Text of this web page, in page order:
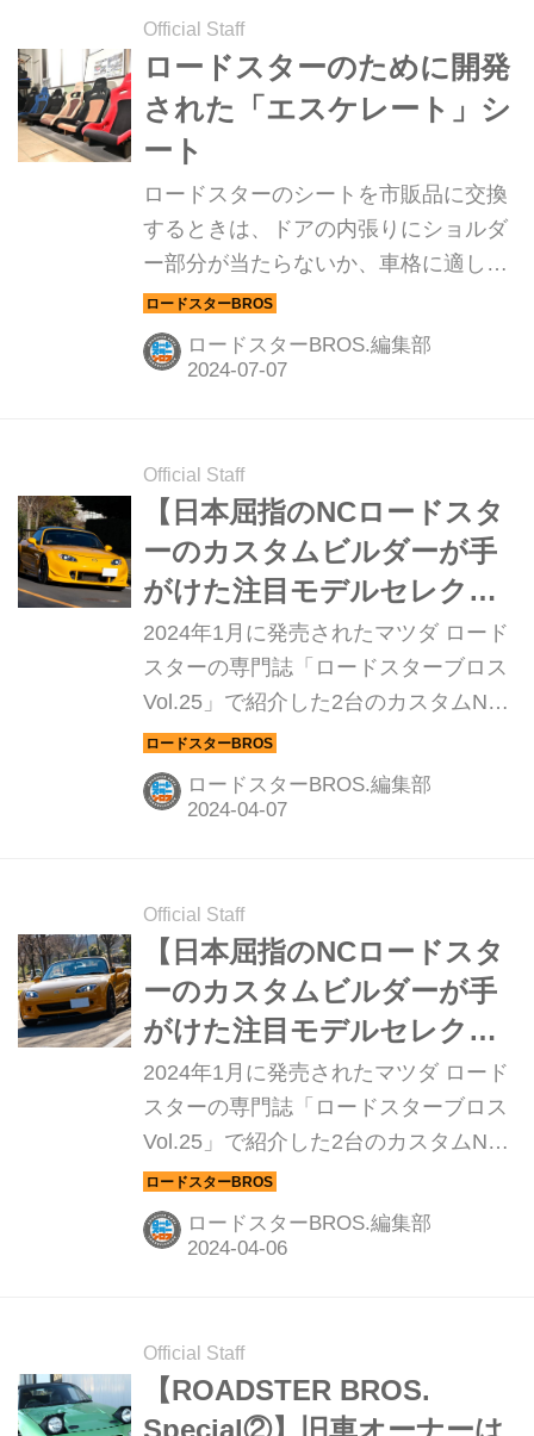
Official Staff
ロードスターのために開発
された「エスケレート」シ
ート
ロードスターのシートを市販品に交換
するときは、ドアの内張りにショルダ
ー部分が当たらないか、車格に適した
シートサイズなのか、ホールド性や使
用目的、そして自分の体格にフィット
しているかなどを確認することが重要
レート」では、ロードスターの各世代
ごとに最適なサイズをラインアップし
ているので、安心して購入することが
できるのだ。
ロードスターBROS.編集部
Official Staff
【日本屈指のNCロードスタ
ーのカスタムビルダーが手
がけた注目モデルセレクシ
ョン②】走りを重視しした
サーキットスペシャル
2024年1月に発売されたマツダ ロード
スターの専門誌「ロードスターブロス
Vol.25」で紹介した2台のカスタムNC
ロードスターを紹介する。これを製作
したのは、神奈川県葉山に店舗を構え
る「ノガミプロジェクト」で、もやは
スタムNCは、走りのパフォーマンス
を重視したサーキット仕様。
ロードスターBROS.編集部
Official Staff
【日本屈指のNCロードスタ
ーのカスタムビルダーが手
がけた注目モデルセレクシ
ョン①】ノーマル並みに快
適なストリートカスタム仕
様
2024年1月に発売されたマツダ ロード
スターの専門誌「ロードスターブロス
Vol.25」で紹介した2台のカスタムNC
ロードスターを紹介する。これを製作
したのは、神奈川県葉山に店舗を構え
る「ノガミプロジェクト」で、もやは
扱いやすさを重視したストリート仕様
のNCから紹介する。ハンドルを握る
のは、NCロードスターのオーナーで
ロードスターBROS.編集部
Official Staff
【ROADSTER BROS.